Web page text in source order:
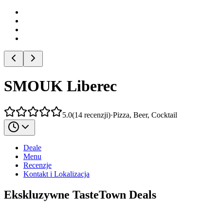
SMOUK Liberec
5.0(14 recenzji)·Pizza, Beer, Cocktail
Deale
Menu
Recenzje
Kontakt i Lokalizacja
Ekskluzywne TasteTown Deals